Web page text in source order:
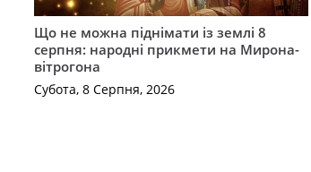
Що не можна піднімати із землі 8
серпня: народні прикмети на Мирона-
вітрогона
Субота, 8 Серпня, 2026